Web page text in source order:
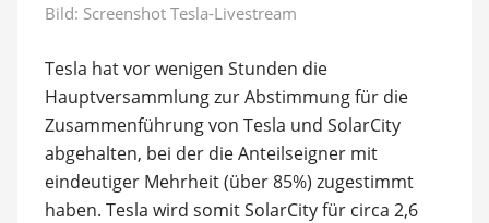
Bild: Screenshot Tesla-Livestream
Tesla hat vor wenigen Stunden die
Hauptversammlung zur Abstimmung für die
Zusammenführung von Tesla und SolarCity
abgehalten, bei der die Anteilseigner mit
eindeutiger Mehrheit (über 85%) zugestimmt
haben. Tesla wird somit SolarCity für circa 2,6